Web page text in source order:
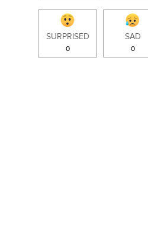
SURPRISED
0
SAD
0